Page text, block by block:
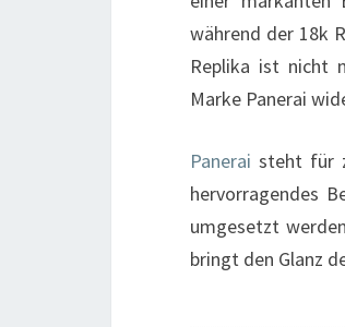
während der 18k
Replika ist nicht
Marke Panerai
Panerai steht für
hervorragendes
umgesetzt
bringt den Glanz